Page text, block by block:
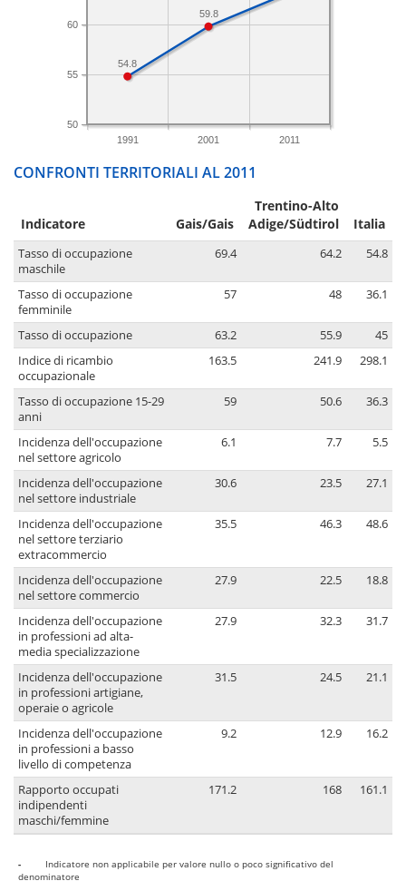
1991 2001 2011
50
55
60
59.8
54.8
CONFRONTI TERRITORIALI AL 2011
Indicatore Gais/Gais
Trentino-Alto
Adige/Südtirol
Italia
Tasso di occupazione
maschile
69.4 64.2 54.8
Tasso di occupazione
femminile
57 48 36.1
Tasso di occupazione 63.2 55.9
45
Indice di ricambio
occupazionale
163.5 241.9 298.1
Tasso di occupazione 15-29
anni
59 50.6 36.3
Incidenza dell'occupazione
nel settore agricolo
6.1 7.7 5.5
Incidenza dell'occupazione
nel settore industriale
30.6 23.5 27.1
Incidenza dell'occupazione
nel settore terziario
extracommercio
35.5 46.3 48.6
Incidenza dell'occupazione
nel settore commercio
27.9 22.5 18.8
Incidenza dell'occupazione
in professioni ad alta-
media specializzazione
27.9 32.3 31.7
Incidenza dell'occupazione
in professioni artigiane,
operaie o agricole
31.5 24.5 21.1
Incidenza dell'occupazione
in professioni a basso
livello di competenza
9.2 12.9 16.2
Rapporto occupati
indipendenti
maschi/femmine
171.2 168 161.1
-
Indicatore non applicabile per valore nullo o poco significativo del
denominatore